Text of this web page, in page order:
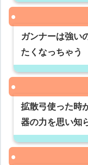
ガンナーは強い
たくなっちゃう
拡散弓使った時
器の力を思い知